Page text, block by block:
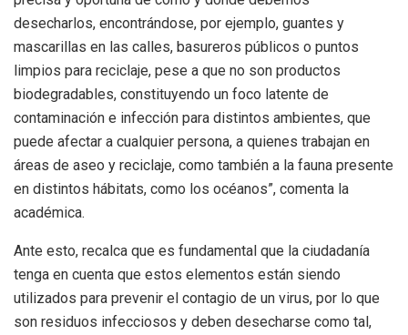
desecharlos, encontrándose, por ejemplo, guantes y
mascarillas en las calles, basureros públicos o puntos
limpios para reciclaje, pese a que no son productos
biodegradables, constituyendo un foco latente de
contaminación e infección para distintos ambientes, que
puede afectar a cualquier persona, a quienes trabajan en
áreas de aseo y reciclaje, como también a la fauna presente
en distintos hábitats, como los océanos”, comenta la
académica.
Ante esto, recalca que es fundamental que la ciudadanía
tenga en cuenta que estos elementos están siendo
utilizados para prevenir el contagio de un virus, por lo que
son residuos infecciosos y deben desecharse como tal,